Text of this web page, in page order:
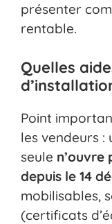
présenter
rentable.
Quelles
Point
les vendeurs
seule n’ouvre
depuis le 14
mobilisables,
(certificats